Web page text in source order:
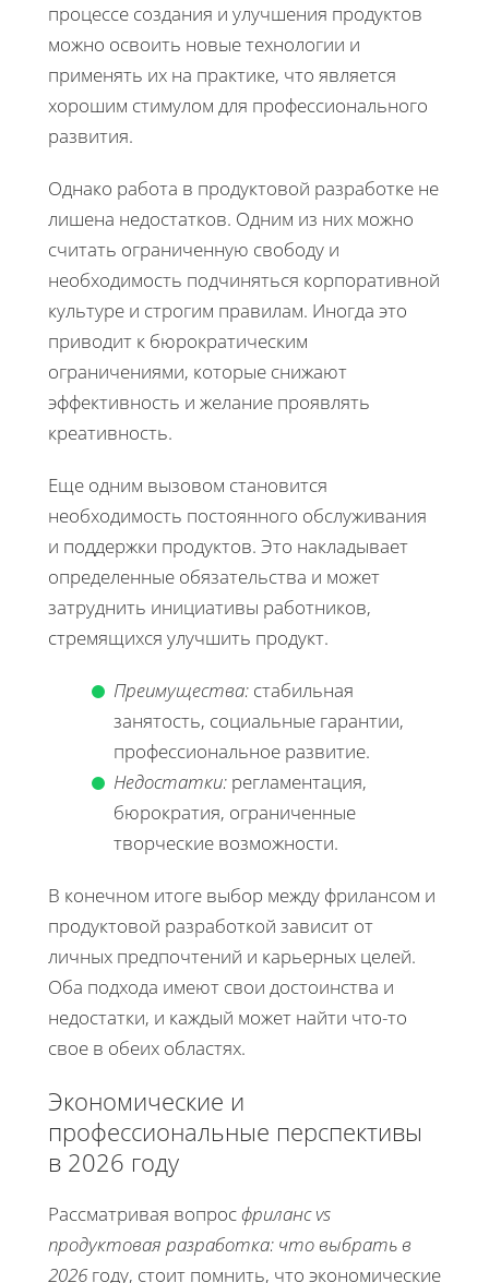
процессе создания и улучшения продуктов
можно освоить новые технологии и
применять их на практике, что является
хорошим стимулом для профессионального
развития.
Однако работа в продуктовой разработке не
лишена недостатков. Одним из них можно
считать ограниченную свободу и
необходимость подчиняться корпоративной
культуре и строгим правилам. Иногда это
приводит к бюрократическим
ограничениями, которые снижают
эффективность и желание проявлять
креативность.
Еще одним вызовом становится
необходимость постоянного обслуживания
и поддержки продуктов. Это накладывает
определенные обязательства и может
затруднить инициативы работников,
стремящихся улучшить продукт.
Преимущества: стабильная
занятость, социальные гарантии,
профессиональное развитие.
Недостатки: регламентация,
бюрократия, ограниченные
творческие возможности.
В конечном итоге выбор между фрилансом и
продуктовой разработкой зависит от
личных предпочтений и карьерных целей.
Оба подхода имеют свои достоинства и
недостатки, и каждый может найти что-то
свое в обеих областях.
Экономические и
профессиональные перспективы
в 2026 году
Рассматривая вопросфриланс vs
продуктовая разработка: что выбрать в
2026 году, стоит помнить, что экономические